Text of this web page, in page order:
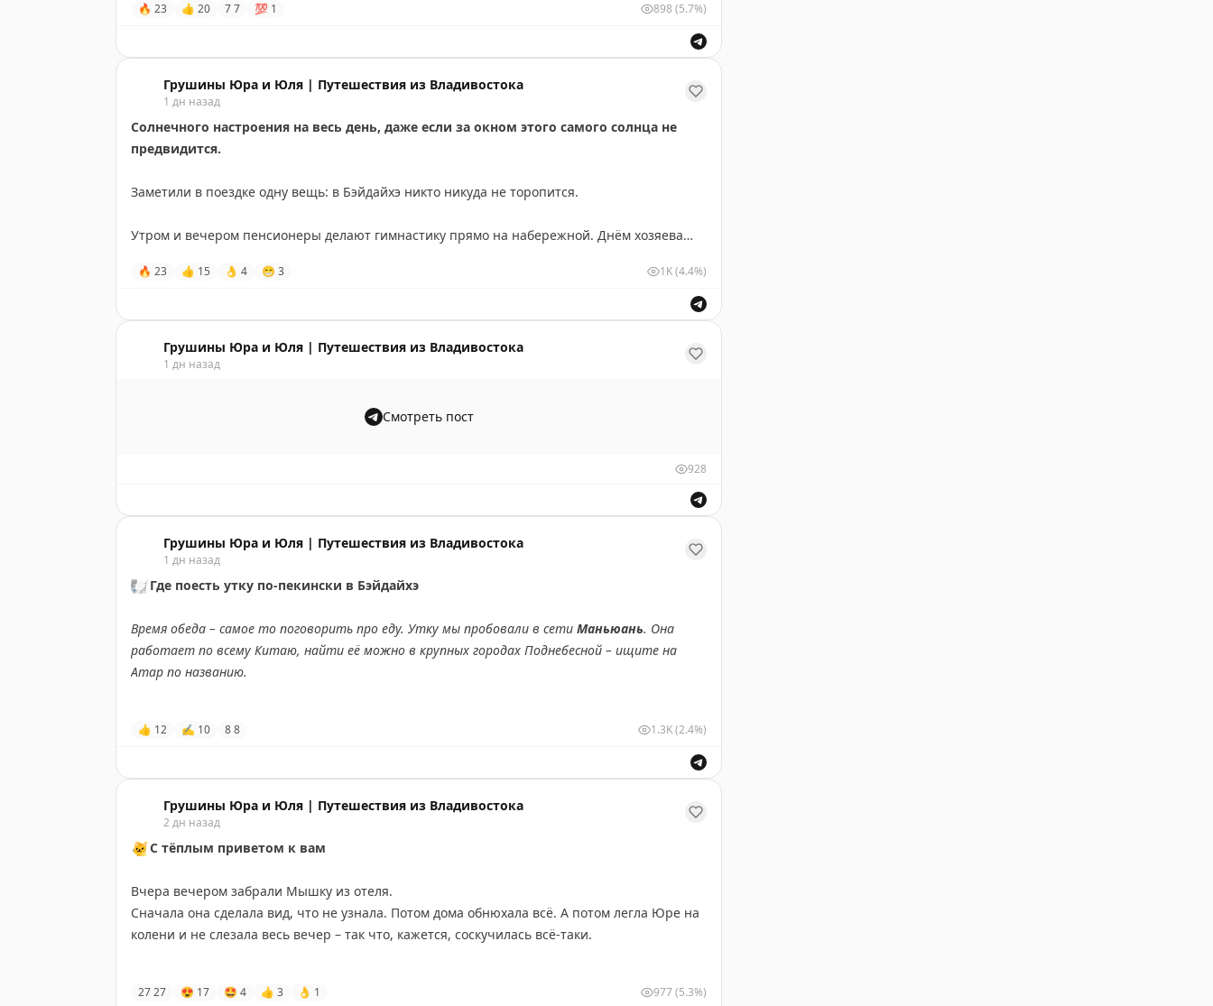
📍А подробно о каждой локации из ролика будем рассказывать в
путеводителе по
И, как всегда,путешествуйте подольше и подальше 💛
#Бэйдайхэ #Китай
🔥 23 👍 20 77 💯 1 898 (5.7%)
Грушины Юра и Юля | Путешествия из Владивостока
1 дн назад
Солнечного настроения на весь день, даже если за окном этого самого солнца не
предвидится.
Заметили в поездке одну вещь: в Бэйдайхэ никто никуда не торопится.
Утром и вечером пенсионеры делают гимнастику прямо на набережной. Днём хозяева
Вечером все выходят гулять семьями – с детьми, с собаками, с арбузами наперевес.
После вечной спешки китайских мегаполисов первые пару дней было непривычно. А на
третий втянулись и сами перестали торопиться.
всех городов, где мы были в Китае. А как тут пахнет соснами, м-м-м… Их высадили больше
ста лет назад, и теперь весь центр стоит в старом сосновом парке.
строил на свой манер. С тех пор мешанина стилей застройки так и осталась. Именно она
придаёт Бэйдайхэ свой неповторимый колорит.
Хорошего вам дня💛
#Бэйдайхэ #Китай
🔥 23 👍 15 👌 4 😁 3 1K(4.4%)
Грушины Юра и Юля | Путешествия из Владивостока
1 дн назад
Смотреть пост
928
Грушины Юра и Юля | Путешествия из Владивостока
1 дн назад
🍽Где поесть утку по-пекински в Бэйдайхэ
Время обеда – самое то поговорить про еду. Утку мы пробовали в сети Маньюань. Она
работает по всему Китаю, найти её можно в крупных городах Поднебесной – ищите на
Amap по названию.
Циньхуандао, это минут 20 езды от Бэйдайхэ.
Сеть основали в2014 году, и она разрослась аж до57 точекпо всему Китаю. Идея у них
такая: соединить культуру и традиции северо-восточной кухни (Дунбэй как раз в
названии) с современным подходом к сервису.
Сама кафешка на 5 этаже. Фишка сети в том, что утку готовят по старому рецепту и пекут
на фруктовых дровах – корочка получается фирменная, хрустящая и чуть сладковатая. Мы
бралиполовину утки за 69 юаней. В цену уже входят блинчики (пекут их по старому
👍 12 ✍ 10 88 1.3K(2.4%)
Грушины Юра и Юля | Путешествия из Владивостока
2 дн назад
🐱С тёплым приветом к вам
Вчера вечером забрали Мышку из отеля.
Сначала она сделала вид, что не узнала. Потом дома обнюхала всё. А потом легла Юре на
колени и не слезала весь вечер – так что, кажется, соскучилась всё-таки.
Светланы – хозяюшки нашей любимой котогостиницы. Помните, мы самый первый раз
2727 😍 17 🤩 4 👍 3 👌 1 977(5.3%)